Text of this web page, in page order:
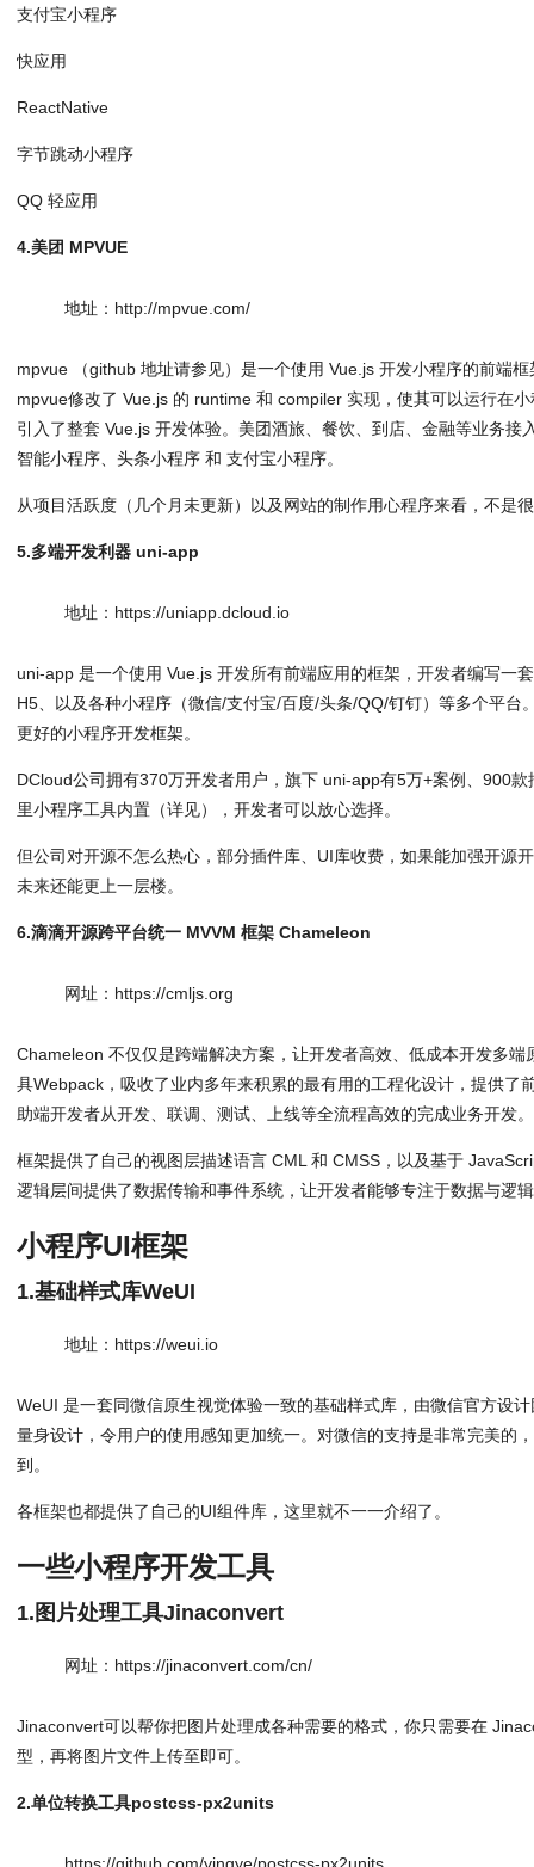
支付宝小程序
快应用
ReactNative
字节跳动小程序
QQ 轻应用
4.美团 MPVUE
地址：http://mpvue.com/
mpvue （github 地址请参见）是一个使用 Vue.js 开发小程序的前端
mpvue修改了 Vue.js 的 runtime 和 compiler 实现，使其可以运行在
引入了整套 Vue.js 开发体验。美团酒旅、餐饮、到店、金融等业务接
智能小程序、头条小程序 和 支付宝小程序。
从项目活跃度（几个月未更新）以及网站的制作用心程序来看，不是
5.多端开发利器 uni-app
地址：https://uniapp.dcloud.io
uni-app 是一个使用 Vue.js 开发所有前端应用的框架，开发者编写一
H5、以及各种小程序（微信/支付宝/百度/头条/QQ/钉钉）等多个平台
更好的小程序开发框架。
DCloud公司拥有370万开发者用户，旗下 uni-app有5万+案例、900
里小程序工具内置（详见），开发者可以放心选择。
但公司对开源不怎么热心，部分插件库、UI库收费，如果能加强开源
未来还能更上一层楼。
6.滴滴开源跨平台统一 MVVM 框架 Chameleon
网址：https://cmljs.org
Chameleon 不仅仅是跨端解决方案，让开发者高效、低成本开发多
具Webpack，吸收了业内多年来积累的最有用的工程化设计，提供了
助端开发者从开发、联调、测试、上线等全流程高效的完成业务开发。
框架提供了自己的视图层描述语言 CML 和 CMSS，以及基于
逻辑层间提供了数据传输和事件系统，让开发者能够专注于数据与逻
小程序UI框架
1.基础样式库WeUI
地址：https://weui.io
WeUI 是一套同微信原生视觉体验一致的基础样式库，由微信官方设
量身设计，令用户的使用感知更加统一。对微信的支持是非常完美的
到。
各框架也都提供了自己的UI组件库，这里就不一一介绍了。
一些小程序开发工具
1.图片处理工具Jinaconvert
网址：https://jinaconvert.com/cn/
Jinaconvert可以帮你把图片处理成各种需要的格式，你只需要在
型，再将图片文件上传至即可。
2.单位转换工具postcss-px2units
https://github.com/yingye/postcss-px2units